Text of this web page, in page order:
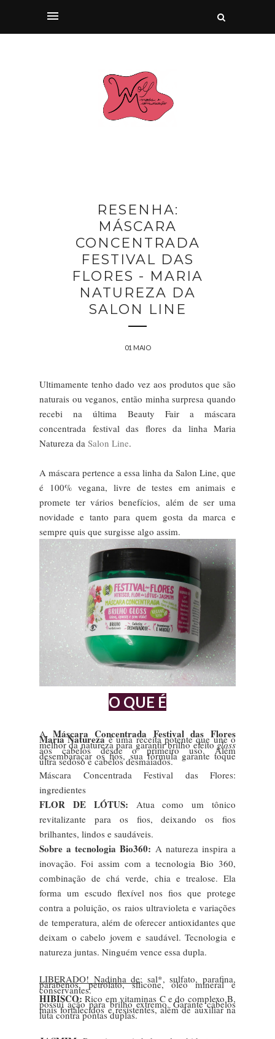
RESENHA:
MÁSCARA
CONCENTRADA
FESTIVAL DAS
FLORES - MARIA
NATUREZA DA
SALON LINE
01 MAIO
Ultimamente tenho dado vez aos produtos que são
naturais ou veganos, então minha surpresa quando
recebi na última Beauty Fair a máscara
concentrada festival das flores da linha Maria
Natureza da Salon Line.
A máscara pertence a essa linha da Salon Line, que
é 100% vegana, livre de testes em animais e
promete ter vários benefícios, além de ser uma
novidade e tanto para quem gosta da marca e
sempre quis que surgisse algo assim.
O QUE É
A Máscara Concentrada Festival das Flores
Maria Naturezaé uma receita potente que une o
melhor da natureza para garantir brilho efeitogloss
aos cabelos desde o primeiro uso. Além
desembaraçar os fios, sua fórmula garante toque
ultra sedoso e cabelos desmaiados.
Máscara Concentrada Festival das Flores:
ingredientes
FLOR DE LÓTUS: Atua como um tônico
revitalizante para os fios, deixando os fios
brilhantes, lindos e saudáveis.
Sobre a tecnologia Bio360: A natureza inspira a
inovação. Foi assim com a tecnologia Bio 360,
combinação de chá verde, chia e trealose. Ela
forma um escudo flexível nos fios que protege
contra a poluição, os raios ultravioleta e variações
de temperatura, além de oferecer antioxidantes que
deixam o cabelo jovem e saudável. Tecnologia e
natureza juntas. Ninguém vence essa dupla.
LIBERADO! Nadinha de: sal*, sulfato, parafina,
parabenos, petrolato, silicone, óleo mineral e
conservantes.
HIBISCO: Rico em vitaminas C e do complexo B,
possui ação para brilho extremo. Garante cabelos
mais fortalecidos e resistentes, além de auxiliar na
luta contra pontas duplas.